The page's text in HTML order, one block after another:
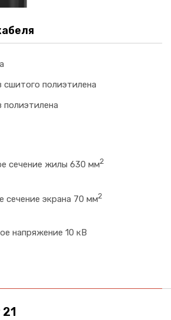
сшитого полиэтилена
полиэтилена
сечение жилы 630 мм2
сечение экрана 70 мм2
напряжение 10 кВ